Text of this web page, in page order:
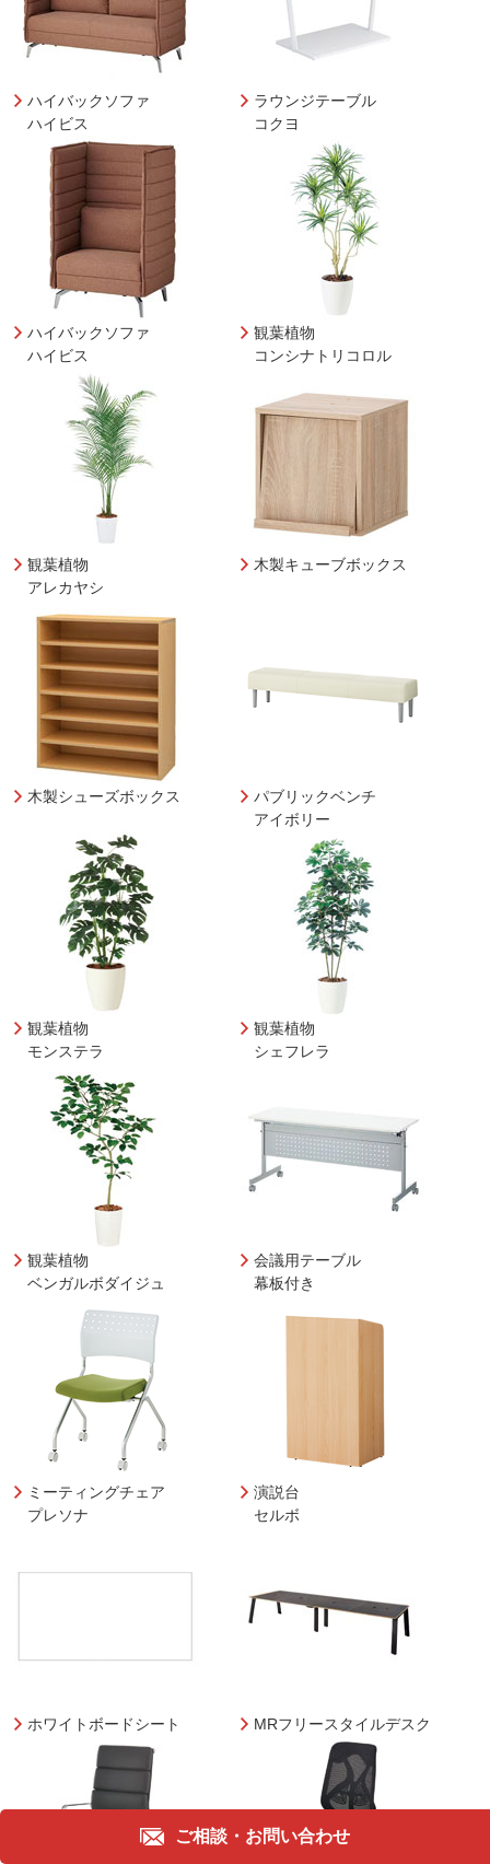
ご相談・ お問い合わせ
ハイバックソファ
ハイビス
ラウンジテーブル
コクヨ
ハイバックソファ
ハイビス
観葉植物
コンシナトリコロル
観葉植物
アレカヤシ
木製キューブボックス
木製シューズボックス
パブリックベンチ
アイボリー
観葉植物
モンステラ
観葉植物
シェフレラ
観葉植物
ベンガルボダイジュ
会議用テーブル
幕板付き
ミーティングチェア
プレソナ
演説台
セルボ
ホワイトボードシート MRフリースタイルデスク